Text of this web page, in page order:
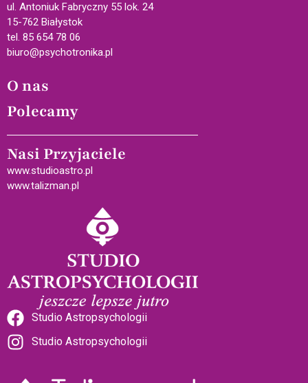
ul. Antoniuk Fabryczny 55 lok. 24
15-762 Białystok
tel. 85 654 78 06
biuro@psychotronika.pl
O nas
Polecamy
Nasi Przyjaciele
www.studioastro.pl
www.talizman.pl
Studio Astropsychologii
Studio Astropsychologii